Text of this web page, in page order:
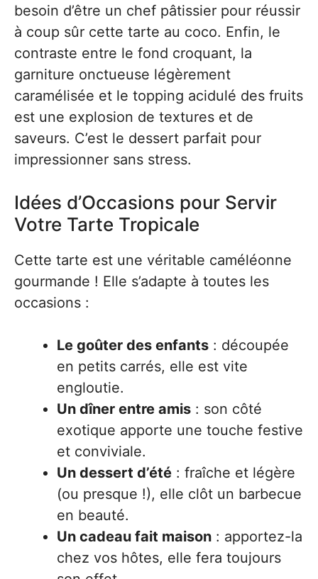
besoin d’être un chef pâtissier pour réussir
à coup sûr cette tarte au coco. Enfin, le
contraste entre le fond croquant, la
garniture onctueuse légèrement
caramélisée et le topping acidulé des fruits
est une explosion de textures et de
saveurs. C’est le dessert parfait pour
impressionner sans stress.
Idées d’Occasions pour Servir
Votre Tarte Tropicale
Cette tarte est une véritable caméléonne
gourmande ! Elle s’adapte à toutes les
occasions :
Le goûter des enfants : découpée
en petits carrés, elle est vite
engloutie.
Un dîner entre amis : son côté
exotique apporte une touche festive
et conviviale.
Un dessert d’été : fraîche et légère
(ou presque !), elle clôt un barbecue
en beauté.
Un cadeau fait maison : apportez-la
chez vos hôtes, elle fera toujours